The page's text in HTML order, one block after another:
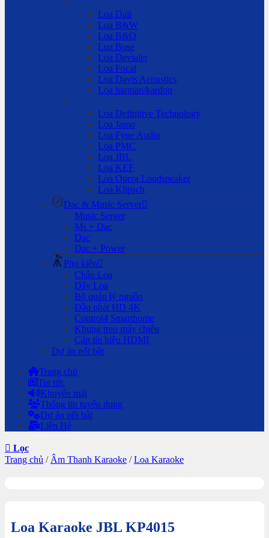
Loa Dali
Loa B&W
Loa B&O
Loa Bose
Loa Devialet
Loa Focal
Loa Davis Acoustics
Loa harman/kardon
Loa Definitive Technology
Loa Jamo
Loa Fyne Audio
Loa PMC
Loa JBL
Loa KEF
Loa Opera Loudspeaker
Loa Klipsch
Dac & Music Server
Music Server
Ms + Dac
Dac
Dac + Power
Phụ kiện
Chân Loa
Dây Loa
Bộ quản lý nguồn
Đầu phát HD 4K
Control4 Smarthome
Khung treo máy chiếu
Cáp tín hiệu HDMI
Dự án nổi bật
Trang chủ
Tin tức
Khuyến mãi
Thông tin tuyển dụng
Dự án nổi bật
Liên Hệ
Lọc
Trang chủ / Âm Thanh Karaoke / Loa Karaoke
Loa Karaoke JBL KP4015